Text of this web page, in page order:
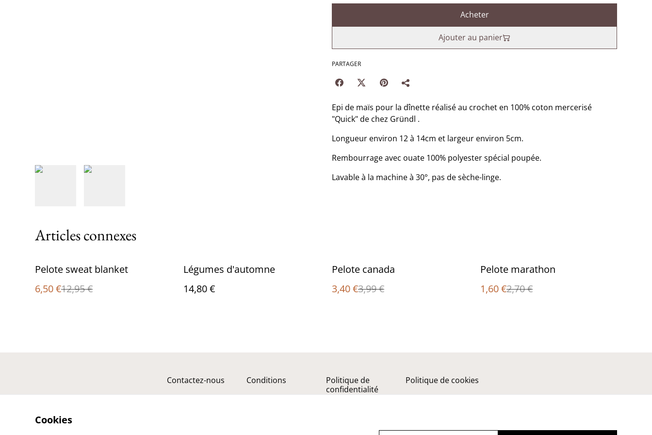
Acheter
Ajouter au panier
PARTAGER
Epi de maïs pour la dînette réalisé au crochet en 100% coton mercerisé
"Quick" de chez Gründl .
Longueur environ 12 à 14cm et largeur environ 5cm.
Rembourrage avec ouate 100% polyester spécial poupée.
Lavable à la machine à 30°, pas de sèche-linge.
Articles connexes
%
Pelote sweat blanket
6,50 €12,95 €
Légumes d'automne
14,80 €
%
Pelote canada
3,40 €3,99 €
%
Pelote marathon
1,60 €2,70 €
Contactez-nous Conditions
Politique de
confidentialité
Politique de cookies
Cookies